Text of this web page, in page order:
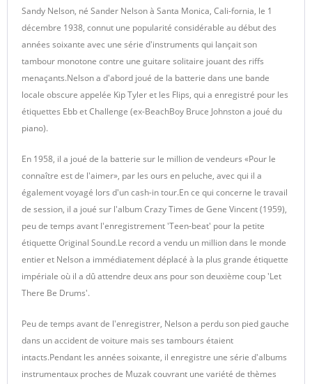
Sandy Nelson, né Sander Nelson à Santa Monica, Cali-fornia, le 1
décembre 1938, connut une popularité considérable au début des
années soixante avec une série d'instruments qui lançait son
tambour monotone contre une guitare solitaire jouant des riffs
menaçants.Nelson a d'abord joué de la batterie dans une bande
locale obscure appelée Kip Tyler et les Flips, qui a enregistré pour les
étiquettes Ebb et Challenge (ex-BeachBoy Bruce Johnston a joué du
piano).
En 1958, il a joué de la batterie sur le million de vendeurs «Pour le
connaître est de l'aimer», par les ours en peluche, avec qui il a
également voyagé lors d'un cash-in tour.En ce qui concerne le travail
de session, il a joué sur l'album Crazy Times de Gene Vincent (1959),
peu de temps avant l'enregistrement 'Teen-beat' pour la petite
étiquette Original Sound.Le record a vendu un million dans le monde
entier et Nelson a immédiatement déplacé à la plus grande étiquette
impériale où il a dû attendre deux ans pour son deuxième coup 'Let
There Be Drums'.
Peu de temps avant de l'enregistrer, Nelson a perdu son pied gauche
dans un accident de voiture mais ses tambours étaient
intacts.Pendant les années soixante, il enregistre une série d'albums
instrumentaux proches de Muzak couvrant une variété de thèmes